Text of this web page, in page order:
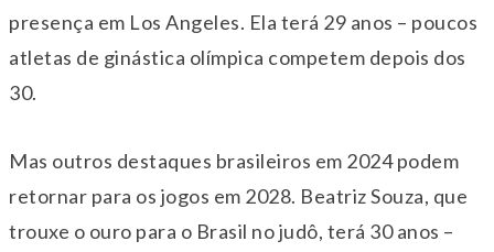
presença em Los Angeles. Ela terá 29 anos – poucos
atletas de ginástica olímpica competem depois dos
30.
Mas outros destaques brasileiros em 2024 podem
retornar para os jogos em 2028. Beatriz Souza, que
trouxe o ouro para o Brasil no judô, terá 30 anos –